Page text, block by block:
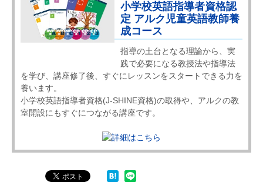
小学校英語指導者資格認
定 アルク児童英語教師養
成コース
指導の土台となる理論から、実
践で必要になる教授法や指導法
を学び、講座修了後、すぐにレッスンをスタートできる力を
養います。
小学校英語指導者資格(J-SHINE資格)の取得や、アルクの教
室開設にもすぐにつながる講座です。